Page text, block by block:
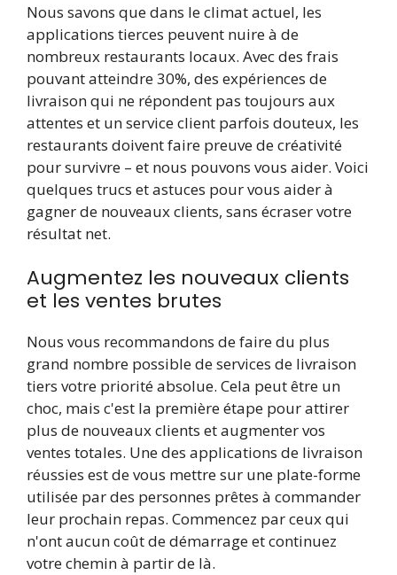
Nous savons que dans le climat actuel, les
applications tierces peuvent nuire à de
nombreux restaurants locaux. Avec des frais
pouvant atteindre 30%, des expériences de
livraison qui ne répondent pas toujours aux
attentes et un service client parfois douteux, les
restaurants doivent faire preuve de créativité
pour survivre – et nous pouvons vous aider. Voici
quelques trucs et astuces pour vous aider à
gagner de nouveaux clients, sans écraser votre
résultat net.
Augmentez les nouveaux clients
et les ventes brutes
Nous vous recommandons de faire du plus
grand nombre possible de services de livraison
tiers votre priorité absolue. Cela peut être un
choc, mais c'est la première étape pour attirer
plus de nouveaux clients et augmenter vos
ventes totales. Une des applications de livraison
réussies est de vous mettre sur une plate-forme
utilisée par des personnes prêtes à commander
leur prochain repas. Commencez par ceux qui
n'ont aucun coût de démarrage et continuez
votre chemin à partir de là.